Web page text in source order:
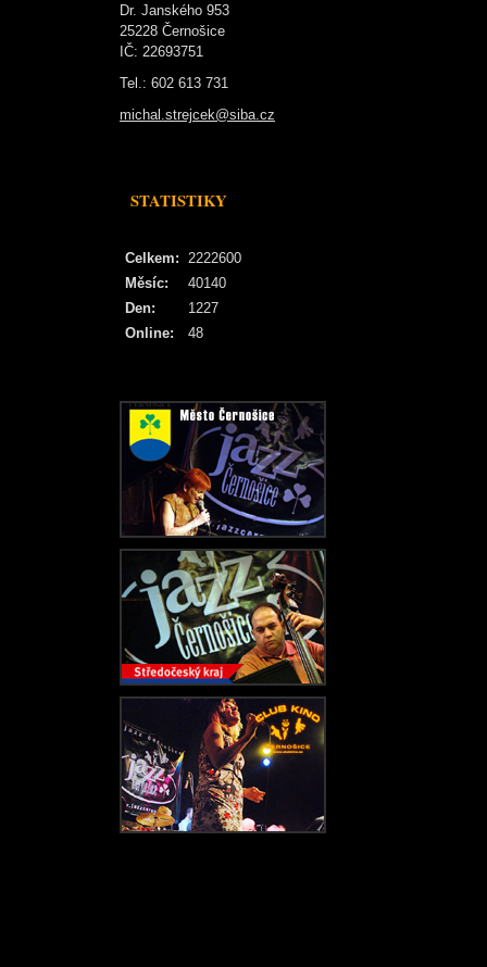
Dr. Janského 953
25228 Černošice
IČ: 22693751
Tel.: 602 613 731
michal.strejcek@siba.cz
STATISTIKY
Online: 48
Celkem: 2222600
Měsíc:
40140
Den:
1227